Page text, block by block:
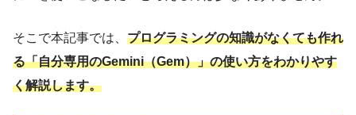
そこで本記事では、 プログラミングの知識がなくても作れ
る「自分専用のGemini（Gem）」の使い方をわかりやす
く解説します。